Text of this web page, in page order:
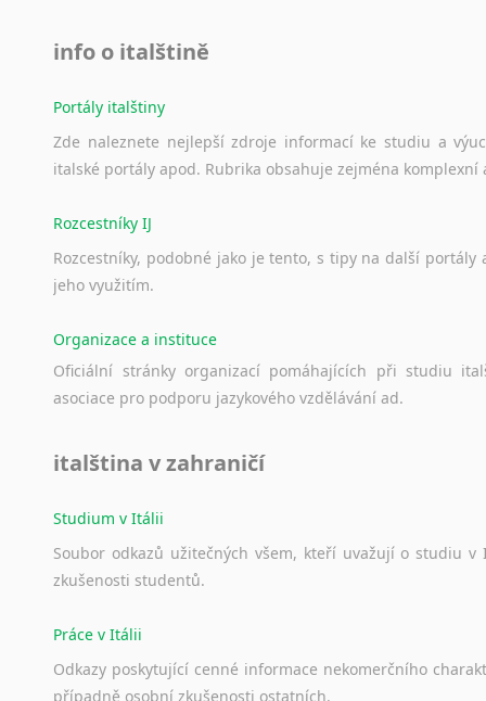
info o italštině
Portály italštiny
Zde naleznete nejlepší zdroje informací ke studiu a
italské portály apod. Rubrika obsahuje zejména komplexní
Rozcestníky IJ
Rozcestníky, podobné jako je tento, s tipy na další portály
jeho využitím.
Organizace a instituce
Oficiální stránky organizací pomáhajících při studiu
asociace pro podporu jazykového vzdělávání ad.
italština v zahraničí
Studium v Itálii
Soubor odkazů užitečných všem, kteří uvažují o studiu v
zkušenosti studentů.
Práce v Itálii
Odkazy poskytující cenné informace nekomerčního
případně osobní zkušenosti ostatních.